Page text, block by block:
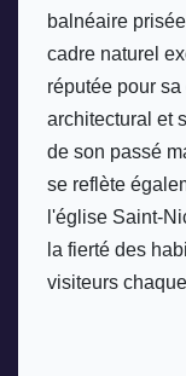
balnéaire
cadre naturel
réputée pour
architectural et
de son passé
se reflète
l'église Saint-
la fierté des
visiteurs